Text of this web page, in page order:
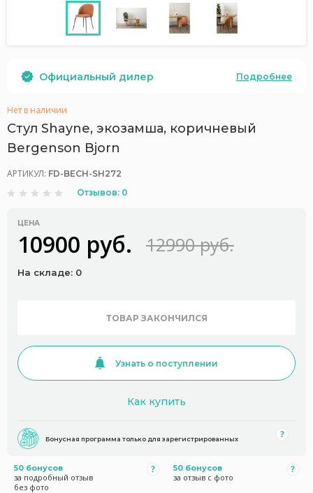
Официальный дилер Подробнее
Нет в наличии
Стул Shayne, экозамша, коричневый
Bergenson Bjorn
АРТИКУЛ: FD-BECH-SH272
Отзывов: 0
ЦЕНА
10900 руб. 12990 руб.
На складе: 0
ТОВАР ЗАКОНЧИЛСЯ
Узнать о поступлении
Как купить
Бонусная программа только для зарегистрированных
50 бонусов
за подробный отзыв
без фото
50 бонусов
за отзыв с фото